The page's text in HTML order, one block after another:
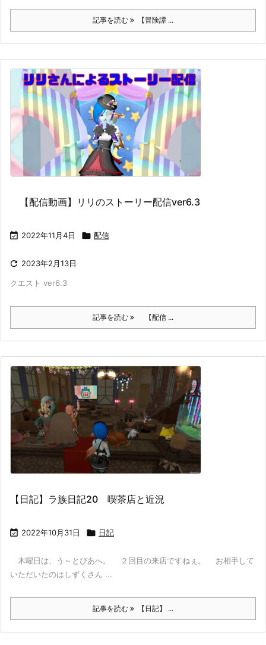
記事を読む 【冒険譚 ...
【配信動画】リリのストーリー配信ver6.3
 2022年11月4日  配信
 2023年2月13日
クエスト ver6.3
記事を読む 【配信 ...
【日記】ラ族日記20 喫茶店と近況
 2022年10月31日  日記
木曜日は、う～とぴあへ。 ２回目の来店ですねぇ。 お相手して
いただいたのはしずくさん ...
記事を読む 【日記】 ...